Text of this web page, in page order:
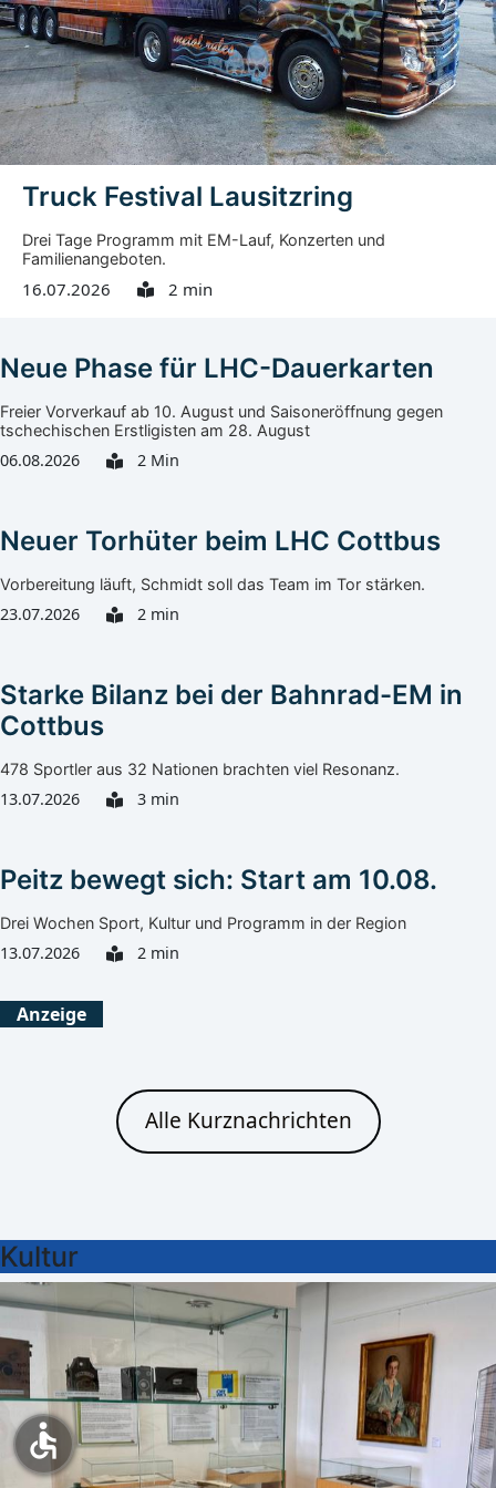
wurde ihm nach Angaben der Stadt schnell klar, dass an
vielen Stellen Hilfe nötig war. Noch auf der Rückreise
kümmerte er sich um ein Soforthilfeprogramm mit
einem...
Truck Festival Lausitzring
Drei Tage Programm mit EM-Lauf, Konzerten und
Familienangeboten.
16.07.2026 2 min
Neue Phase für LHC-Dauerkarten
Freier Vorverkauf ab 10. August und Saisoneröffnung gegen
tschechischen Erstligisten am 28. August
06.08.2026 2 Min
Neuer Torhüter beim LHC Cottbus
Vorbereitung läuft, Schmidt soll das Team im Tor stärken.
23.07.2026 2 min
Starke Bilanz bei der Bahnrad-EM in
Cottbus
478 Sportler aus 32 Nationen brachten viel Resonanz.
13.07.2026 3 min
Peitz bewegt sich: Start am 10.08.
Drei Wochen Sport, Kultur und Programm in der Region
13.07.2026 2 min
Anzeige
Alle Kurznachrichten
Kultur
accessible